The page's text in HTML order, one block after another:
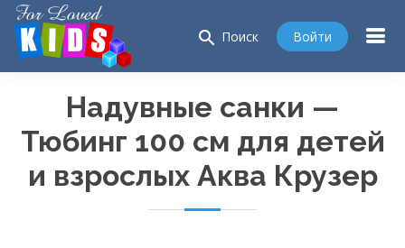
search Поиск Войти
Надувные санки —
Тюбинг 100 см для детей
и взрослых Аква Крузер